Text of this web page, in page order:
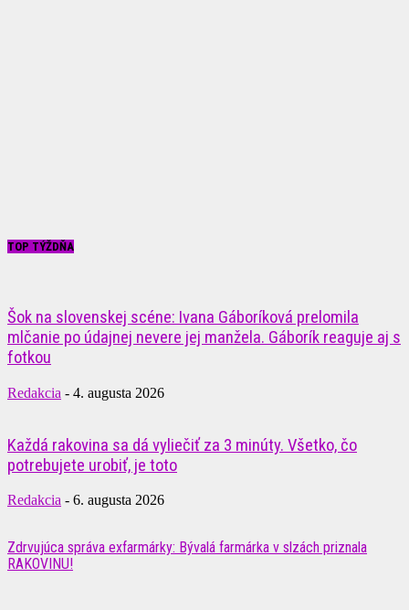
TOP TÝŽDŇA
Šok na slovenskej scéne: Ivana Gáboríková prelomila
mlčanie po údajnej nevere jej manžela. Gáborík reaguje aj s
fotkou
Redakcia - 4. augusta 2026
Každá rakovina sa dá vyliečiť za 3 minúty. Všetko, čo
potrebujete urobiť, je toto
Redakcia - 6. augusta 2026
Zdrvujúca správa exfarmárky: Bývalá farmárka v slzách priznala
RAKOVINU!